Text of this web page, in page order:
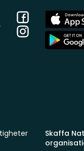
Facebook
Instagram
App
Store
App
Store
Skaffa